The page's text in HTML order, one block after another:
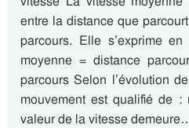
entre la distance que
parcours. Elle s’exprime
moyenne = distance
parcours Selon l’évolution
mouvement est qualifié de :
valeur de la vitesse